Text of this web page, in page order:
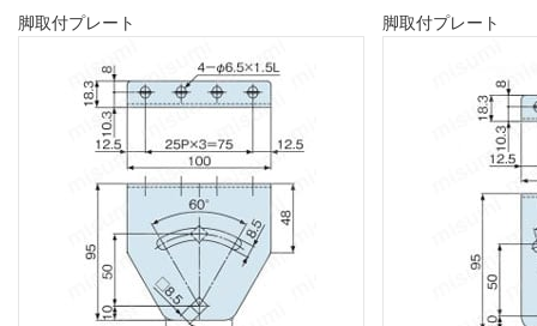
脚取付プレート 脚取付プレート